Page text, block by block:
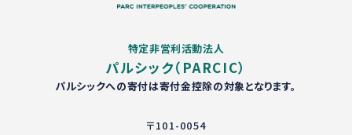
特定非営利活動法人
パルシック（PARCIC）
パルシックへの寄付は寄付金控除の対象となります。
〒101-0054